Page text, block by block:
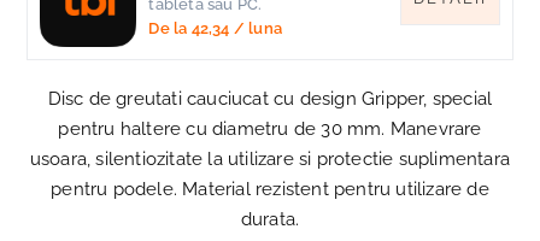
tableta sau PC.
De la 42,34 / luna
Disc de greutati cauciucat cu design Gripper, special
pentru haltere cu diametru de 30 mm. Manevrare
usoara, silentiozitate la utilizare si protectie suplimentara
pentru podele. Material rezistent pentru utilizare de
durata.